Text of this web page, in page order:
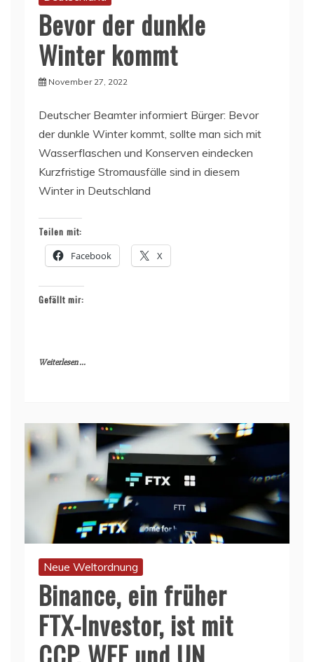
Bevor der dunkle
Winter kommt
November 27, 2022
Deutscher Beamter informiert Bürger: Bevor
der dunkle Winter kommt, sollte man sich mit
Wasserflaschen und Konserven eindecken
Kurzfristige Stromausfälle sind in diesem
Winter in Deutschland
Teilen mit:
Facebook X
Gefällt mir:
Weiterlesen ...
Neue Weltordnung
Binance, ein früher
FTX-Investor, ist mit